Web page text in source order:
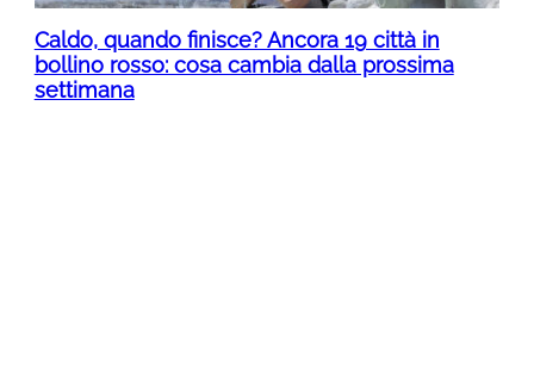
Caldo, quando finisce? Ancora 19 città in
bollino rosso: cosa cambia dalla prossima
settimana